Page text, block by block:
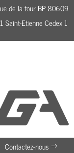
de la tour BP 80609
Saint-Etienne Cedex 1
Contactez-nous